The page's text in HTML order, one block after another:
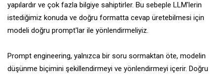
yapılardır ve çok fazla bilgiye sahiptirler. Bu sebeple LLM'lerin
istediğimiz konuda ve doğru formatta cevap üretebilmesi için
modeli doğru prompt'lar ile yönlendirmeliyiz.
Prompt engineering, yalnızca bir soru sormaktan öte, modelin
düşünme biçimini şekillendirmeyi ve yönlendirmeyi içerir. Doğru